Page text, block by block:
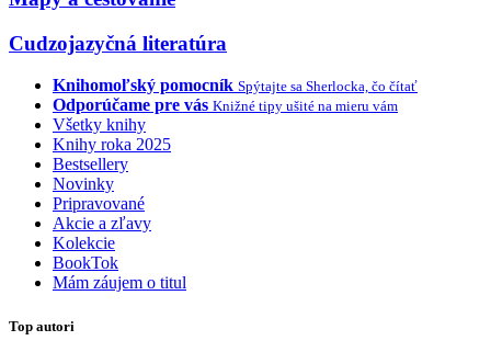
Cudzojazyčná literatúra
Knihomoľský pomocník Spýtajte sa Sherlocka, čo čítať
Odporúčame pre vás Knižné tipy ušité na mieru vám
Všetky knihy
Knihy roka 2025
Bestsellery
Novinky
Pripravované
Akcie a zľavy
Kolekcie
BookTok
Mám záujem o titul
Top autori